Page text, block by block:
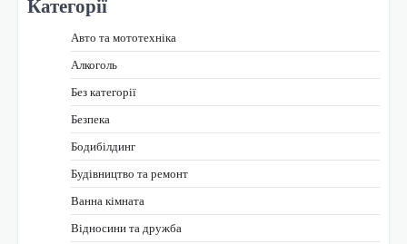
Авто та мототехніка
Алкоголь
Без категорії
Безпека
Бодибілдинг
Будівництво та ремонт
Ванна кімната
Відносини та дружба